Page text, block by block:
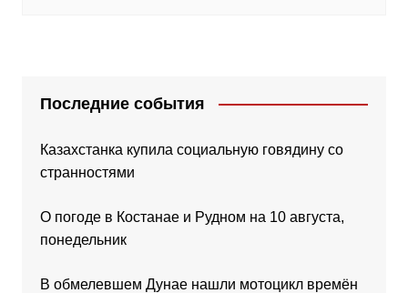
Последние события
Казахстанка купила социальную говядину со
странностями
О погоде в Костанае и Рудном на 10 августа,
понедельник
В обмелевшем Дунае нашли мотоцикл времён